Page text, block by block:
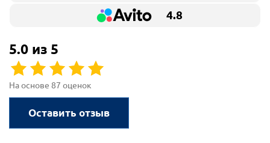
4.8
5.0 из 5
На основе 87 оценок
Оставить отзыв